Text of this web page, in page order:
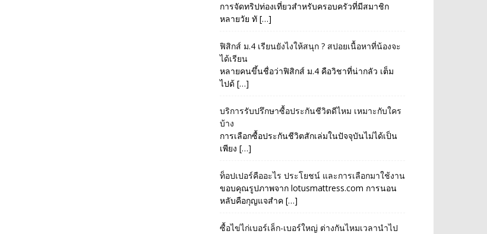
การจัดทริปท่องเที่ยวสำหรับครอบครัวที่มีสมาชิก
หลายวัย ทั […]
ฟิสิกส์ ม.4 เรียนยังไงให้สนุก ? สปอยเนื้อหาที่น้องจะ
ได้เรียน
หลายคนขึ้นชื่อว่าฟิสิกส์ ม.4 คือวิชาที่น่ากลัว เต็ม
ไปด้ […]
บริการรับปรึกษาซื้อประกันชีวิตดีไหม เหมาะกับใคร
บ้าง
การเลือกซื้อประกันชีวิตสักเล่มในปัจจุบันไม่ได้เป็น
เพียง […]
ท็อปเปอร์คืออะไร ประโยชน์ และการเลือกมาใช้งาน
ขอบคุณรูปภาพจาก lotusmattress.com การนอน
หลับคือกุญแจสำค […]
ซื้อไข่ไก่เบอร์เล็ก-เบอร์ใหญ่ ต่างกันไหมเวลานำไป